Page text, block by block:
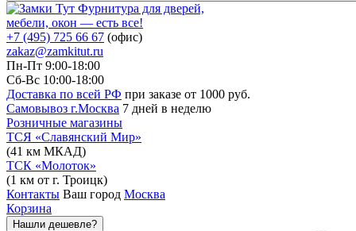
Фурнитура для дверей,
мебели, окон — есть все!
+7 (495) 725 66 67 (офис)
zakaz@zamkitut.ru
Пн-Пт 9:00-18:00
Сб-Вс 10:00-18:00
Доставка по всей РФ при заказе от 1000 руб.
Самовывоз г.Москва 7 дней в неделю
Розничные магазины
ТСЯ «Славянский Мир»
(41 км МКАД)
ТСК «Молоток»
(1 км от г. Троицк)
Контакты Ваш город Москва
Корзина
Нашли дешевле?